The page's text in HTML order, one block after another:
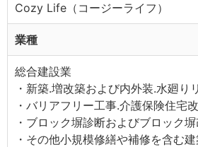
Cozy Life（コージーライフ）
業種
総合建設業
・新築.増改築および内外装.水廻り
・バリアフリー工事.介護保険住宅
・ブロック塀診断およびブロック
・その他小規模修繕や補修を含む